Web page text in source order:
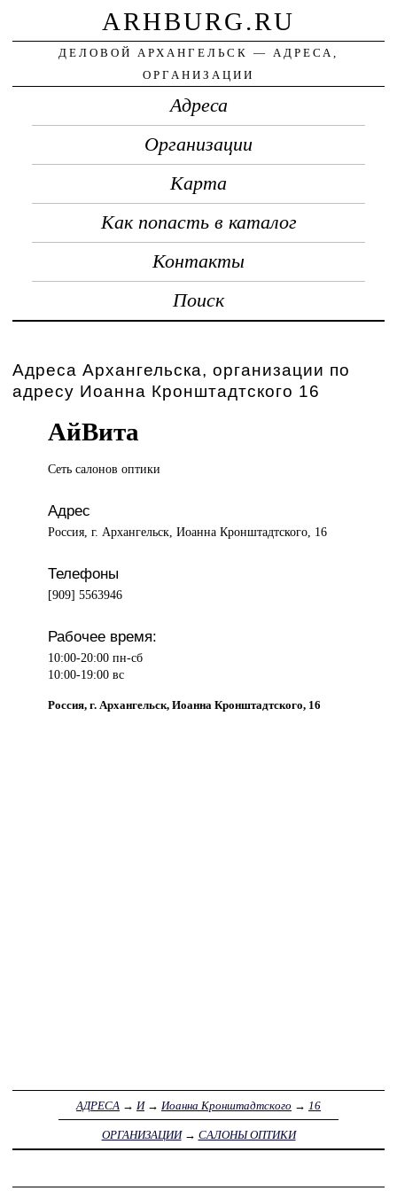
ARHBURG.RU
ДЕЛОВОЙ АРХАНГЕЛЬСК — АДРЕСА,
ОРГАНИЗАЦИИ
Адреса
Организации
Карта
Как попасть в каталог
Контакты
Поиск
Адреса Архангельска, организации по
адресу Иоанна Кронштадтского 16
АйВита
Сеть салоновоптики
Адрес
Россия, г. Архангельск, Иоанна Кронштадтского, 16
Телефоны
[909] 5563946
Рабочее время:
10:00-20:00 пн-сб
10:00-19:00 вс
Россия, г. Архангельск, Иоанна Кронштадтского, 16
АДРЕСА → И→ Иоанна Кронштадтского → 16
ОРГАНИЗАЦИИ→ САЛОНЫ ОПТИКИ